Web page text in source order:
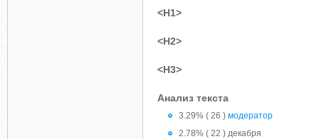
<H1>
<H2>
<H3>
Анализ текста
3.29% ( 26 ) модератор
2.78% ( 22 ) декабря